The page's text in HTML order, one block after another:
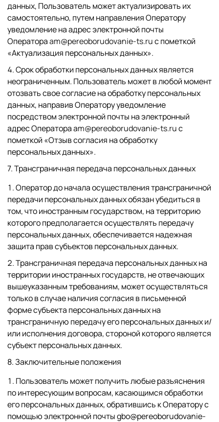
данных, Пользователь может актуализировать их
самостоятельно, путем направления Оператору
уведомление на адрес электронной почты
Оператораam@pereoborudovanie-ts.ruс пометкой
«Актуализация персональных данных».
Срок обработки персональных данных является
неограниченным. Пользователь может в любой момент
отозвать свое согласие на обработку персональных
данных, направив Оператору уведомление
посредством электронной почты на электронный
адрес Оператора am@pereoborudovanie-ts.ruс
пометкой «Отзыв согласия на обработку
персональных данных».
7. Трансграничная передача персональных данных
Оператор до начала осуществления трансграничной
передачи персональных данных обязан убедиться в
том, что иностранным государством, на территорию
которого предполагается осуществлять передачу
персональных данных, обеспечивается надежная
защита прав субъектов персональных данных.
Трансграничная передача персональных данных на
территории иностранных государств, не отвечающих
вышеуказанным требованиям, может осуществляться
только в случае наличия согласия в письменной
форме субъекта персональных данных на
трансграничную передачу его персональных данных и/
или исполнения договора, стороной которого является
субъект персональных данных.
8. Заключительные положения
Пользователь может получить любые разъяснения
по интересующим вопросам, касающимся обработки
его персональных данных, обратившись к Оператору с
помощью электронной почты gbo@pereoborudovanie-